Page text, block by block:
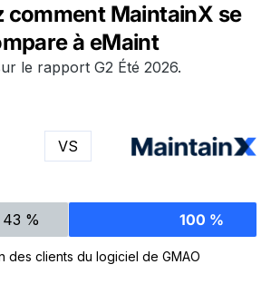
comment MaintainX se
à eMaint
le rapport G2 Été 2026.
VS
43 % 100 %
des clients du logiciel de GMAO